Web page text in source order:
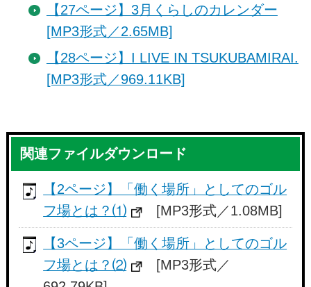
【27ページ】3月くらしのカレンダー
[MP3形式／2.65MB]
【28ページ】I LIVE IN TSUKUBAMIRAI.
[MP3形式／969.11KB]
関連ファイルダウンロード
【2ページ】「働く場所」としてのゴル
フ場とは？⑴
[MP3形式／1.08MB]
【3ページ】「働く場所」としてのゴル
フ場とは？⑵
[MP3形式／